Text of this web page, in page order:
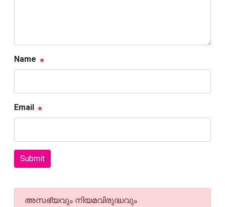
Name
Email
Submit
അസഭ്യവും നിയമവിരുദ്ധവും